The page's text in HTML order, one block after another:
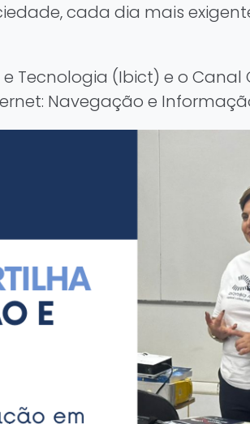
cada dia mais
Tecnologia (Ibict) e o
Navegação e